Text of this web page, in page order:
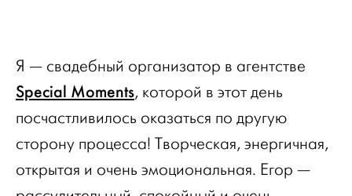
Я — свадебный организатор в агентстве
Special Moments, которой в этот день
посчастливилось оказаться по другую
сторону процесса! Творческая, энергичная,
открытая и очень эмоциональная. Егор —